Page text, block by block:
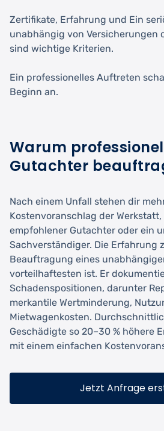
Zertifikate, Erfahrung und Ein
unabhängig von Versicherungen
sind wichtige Kriterien.
Ein professionelles Auftreten
Beginn an.
Warum
Gutachter
Nach einem Unfall stehen dir
Kostenvoranschlag der
empfohlener Gutachter oder ein
Sachverständiger. Die Erfahrung
Beauftragung eines
vorteilhaftesten ist. Er
Schadenspositionen, darunter
merkantile Wertminderung,
Mietwagenkosten.
Geschädigte so 20–30 % höhere
mit einem einfachen
Jetzt Anfrage